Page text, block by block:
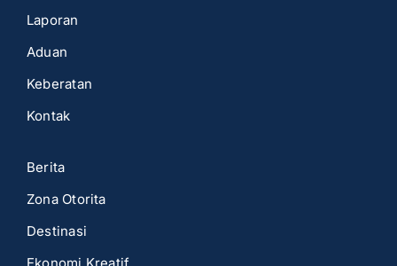
Laporan
Aduan
Keberatan
Kontak
Berita
Zona Otorita
Destinasi
Ekonomi Kreatif